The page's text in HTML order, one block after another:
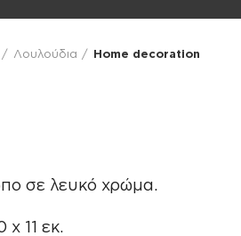
Λουλούδια Home decoration
σε λευκό χρώμα.
x 11 εκ.